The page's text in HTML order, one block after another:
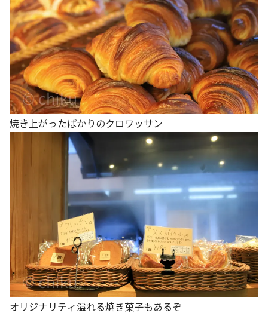
焼き上がったばかりのクロワッサン
オリジナリティ溢れる焼き菓子もあるぞ